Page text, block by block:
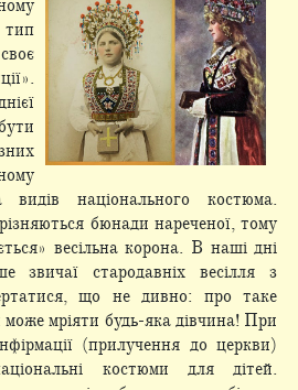
тип
видів національного костюма.
бюнади нареченої, тому
весільна корона. В наші дні
звичаї стародавніх весілля з
що не дивно: про таке
може мріяти будь-яка дівчина! При
(прилучення до церкви)
костюми для дітей.